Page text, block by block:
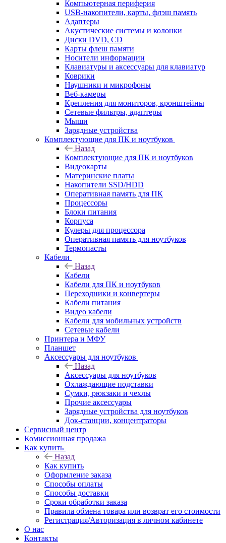
Компьютерная периферия
USB-накопители, карты, флэш память
Адаптеры
Акустические системы и колонки
Диски DVD, CD
Карты флеш памяти
Носители информации
Клавиатуры и аксессуары для клавиатур
Коврики
Наушники и микрофоны
Веб-камеры
Крепления для мониторов, кронштейны
Сетевые фильтры, адаптеры
Мыши
Зарядные устройства
Комплектующие для ПК и ноутбуков
Назад
Комплектующие для ПК и ноутбуков
Видеокарты
Материнские платы
Накопители SSD/HDD
Оперативная память для ПК
Процессоры
Блоки питания
Корпуса
Кулеры для процессора
Оперативная память для ноутбуков
Термопасты
Кабели
Назад
Кабели
Кабели для ПК и ноутбуков
Переходники и конвертеры
Кабели питания
Видео кабели
Кабели для мобильных устройств
Сетевые кабели
Принтера и МФУ
Планшет
Аксессуары для ноутбуков
Назад
Аксессуары для ноутбуков
Охлаждающие подставки
Сумки, рюкзаки и чехлы
Прочие аксессуары
Зарядные устройства для ноутбуков
Док-станции, концентраторы
Сервисный центр
Комиссионная продажа
Как купить
Назад
Как купить
Оформление заказа
Способы оплаты
Способы доставки
Сроки обработки заказа
Правила обмена товара или возврат его стоимости
Регистрация/Авторизация в личном кабинете
О нас
Контакты